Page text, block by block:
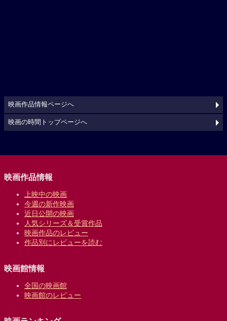
映画作品情報ページへ
映画の時間トップページへ
映画作品情報
上映中の映画
今週の新作映画
近日公開の映画
人気シリーズ＆受賞作品
映画作品のレビュー
作品別にレビューを読む
映画館情報
全国の映画館
映画館のレビュー